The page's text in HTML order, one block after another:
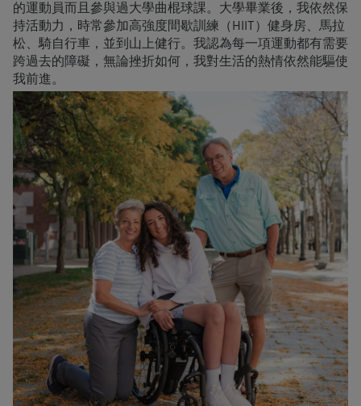
的運動員而且參與過大學曲棍球課。大學畢業後，我依然保
持活動力，時常參加高強度間歇訓練（HIIT）健身房、馬拉
松、騎自行車，並到山上健行。我認為每一項運動都有需要
跨過去的障礙，無論挫折如何，我對生活的熱情依然能驅使
我前進。